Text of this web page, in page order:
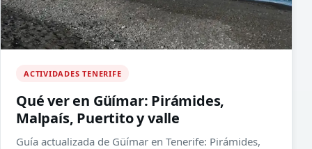
ACTIVIDADES TENERIFE
Qué ver en Güímar: Pirámides,
Malpaís, Puertito y valle
Guía actualizada de Güímar en Tenerife: Pirámides,